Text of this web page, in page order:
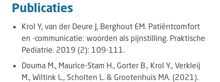
Publicaties
Krol Y, van der Deure J, Berghout EM. Patiëntcomfort
en -communicatie: woorden als pijnstilling. Praktische
Pediatrie. 2019 (2): 109-111.
Douma M., Maurice-Stam H., Gorter B., Krol Y., Verkleij
M., Wiltink L., Scholten L. & Grootenhuis MA. (2021).